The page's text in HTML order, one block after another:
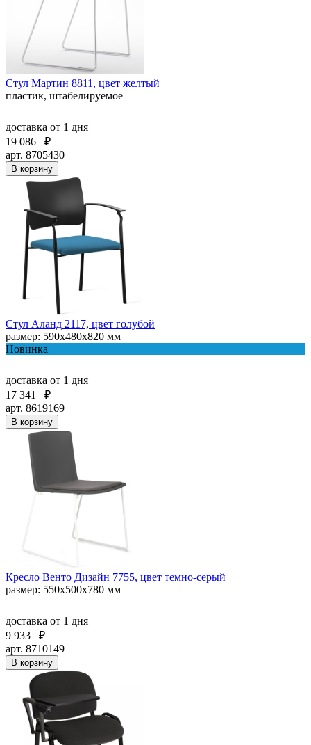
Стул Мартин 8811, цвет желтый
пластик, штабелируемое
доставка от 1 дня
19 086
₽
арт. 8705430
В корзину
Стул Аланд 2117, цвет голубой
размер: 590x480x820 мм
Новинка
доставка от 1 дня
17 341
₽
арт. 8619169
В корзину
Кресло Венто Дизайн 7755, цвет темно-серый
размер: 550х500х780 мм
доставка от 1 дня
9 933
₽
арт. 8710149
В корзину